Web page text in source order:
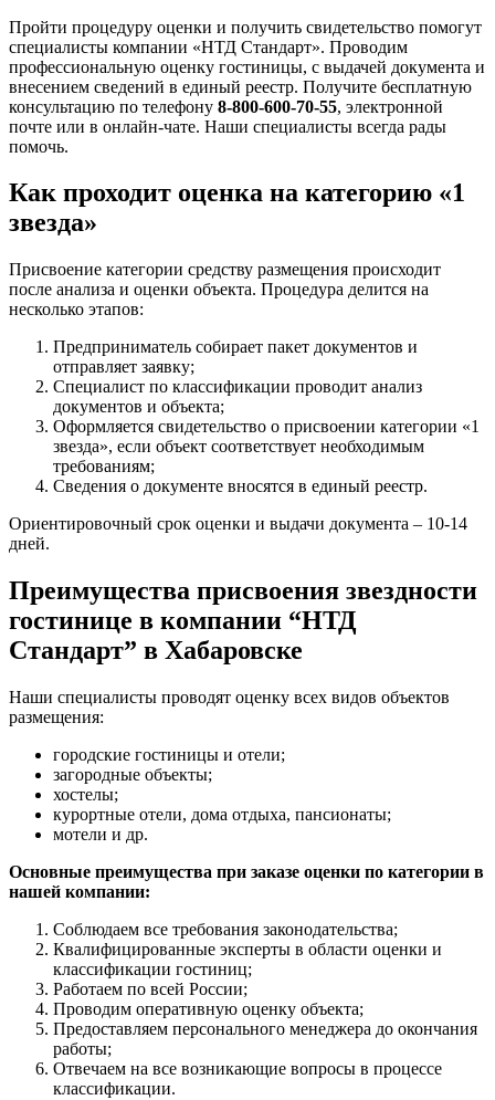
Пройти процедуру оценки и получить свидетельство помогут
специалисты компании «НТД Стандарт». Проводим
профессиональную оценку гостиницы, с выдачей документа и
внесением сведений в единый реестр. Получите бесплатную
консультацию по телефону 8-800-600-70-55, электронной
почте или в онлайн-чате. Наши специалисты всегда рады
помочь.
Как проходит оценка на категорию «1
звезда»
Присвоение категории средству размещения происходит
после анализа и оценки объекта. Процедура делится на
несколько этапов:
Предприниматель собирает пакет документов и
отправляет заявку;
Специалист по классификации проводит анализ
документов и объекта;
Оформляется свидетельство о присвоении категории «1
звезда», если объект соответствует необходимым
требованиям;
Сведения о документе вносятся в единый реестр.
Ориентировочный срок оценки и выдачи документа – 10-14
дней.
Преимущества присвоения звездности
гостинице в компании “НТД
Стандарт” в Хабаровске
Наши специалисты проводят оценку всех видов объектов
размещения:
городские гостиницы и отели;
загородные объекты;
хостелы;
курортные отели, дома отдыха, пансионаты;
мотели и др.
Основные преимущества при заказе оценки по категории в
нашей компании:
Соблюдаем все требования законодательства;
Квалифицированные эксперты в области оценки и
классификации гостиниц;
Работаем по всей России;
Проводим оперативную оценку объекта;
Предоставляем персонального менеджера до окончания
работы;
Отвечаем на все возникающие вопросы в процессе
классификации.